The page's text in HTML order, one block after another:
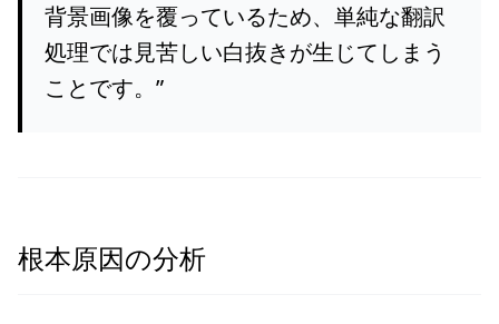
背景画像を覆っているため、単純な翻訳
処理では見苦しい白抜きが生じてしまう
ことです。 ”
根本原因の分析